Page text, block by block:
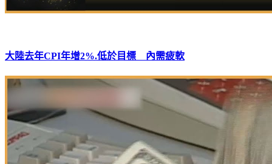
大陸去年CPI年增2%.低於目標 內需疲軟